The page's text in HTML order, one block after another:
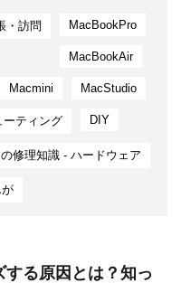
・訪問 MacBookPro
MacBookAir
Macmini MacStudio
ーティング DIY
修理知識 - ハードウェア
する原因とは？知っ